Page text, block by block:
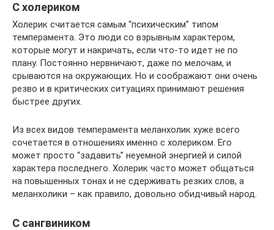
С холериком
Холерик считается самым “психическим” типом
темперамента. Это люди со взрывным характером,
которые могут и накричать, если что-то идет не по
плану. Постоянно нервничают, даже по мелочам, и
срываются на окружающих. Но и соображают они очень
резво и в критических ситуациях принимают решения
быстрее других.
Из всех видов темперамента меланхолик хуже всего
сочетается в отношениях именно с холериком. Его
может просто “задавить” неуемной энергией и силой
характера последнего. Холерик часто может общаться
на повышенных тонах и не сдерживать резких слов, а
меланхолики – как правило, довольно обидчивый народ.
С сангвиником